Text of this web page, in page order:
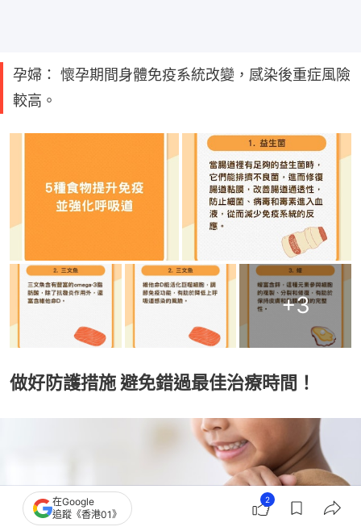
孕婦： 懷孕期間身體免疫系統改變，感染後重症風險
較高。
+3
做好防護措施 避免錯過最佳治療時間！
在Google
追蹤《香港01》
2